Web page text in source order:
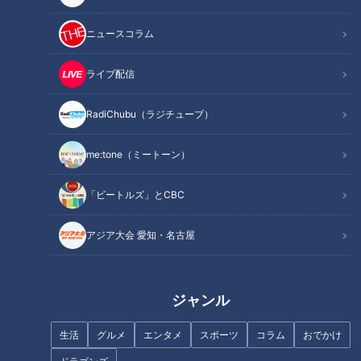
ニュースコラム
ライブ配信
RadiChubu（ラジチューブ）
me:tone（ミートーン）
「ビートルズ」とCBC
アジア大会 愛知・名古屋
ジャンル
生活 グルメ エンタメ スポーツ コラム おでかけ
この記事を見たあなたへのおすすめ